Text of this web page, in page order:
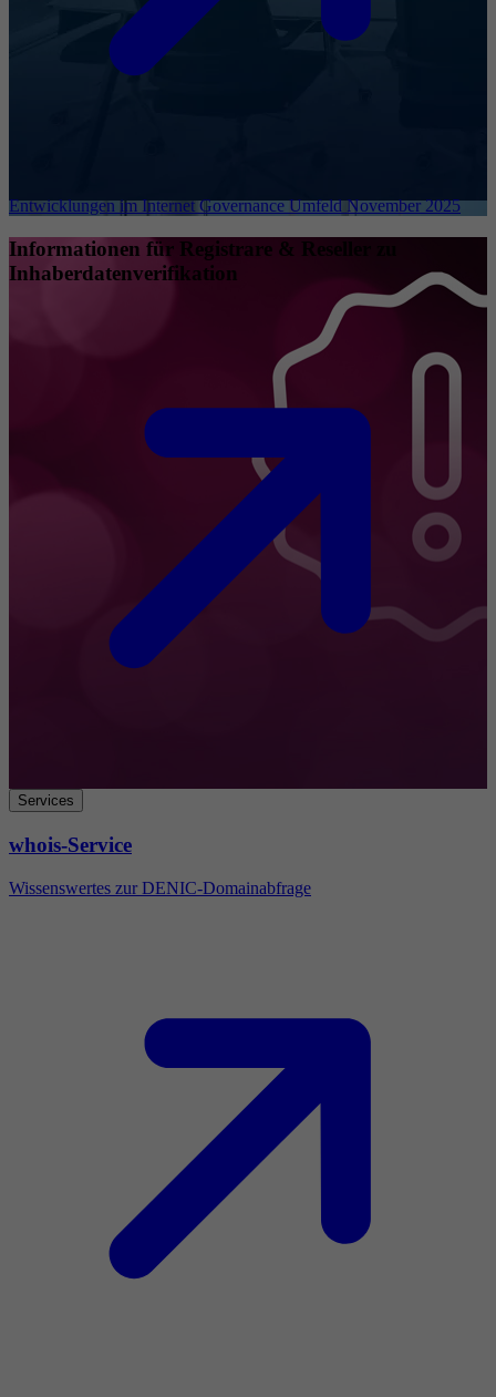
Entwicklungen im Internet Governance Umfeld November 2025
Informationen für Registrare & Reseller zu
Inhaberdatenverifikation
Services
whois-Service
Wissenswertes zur DENIC-Domainabfrage